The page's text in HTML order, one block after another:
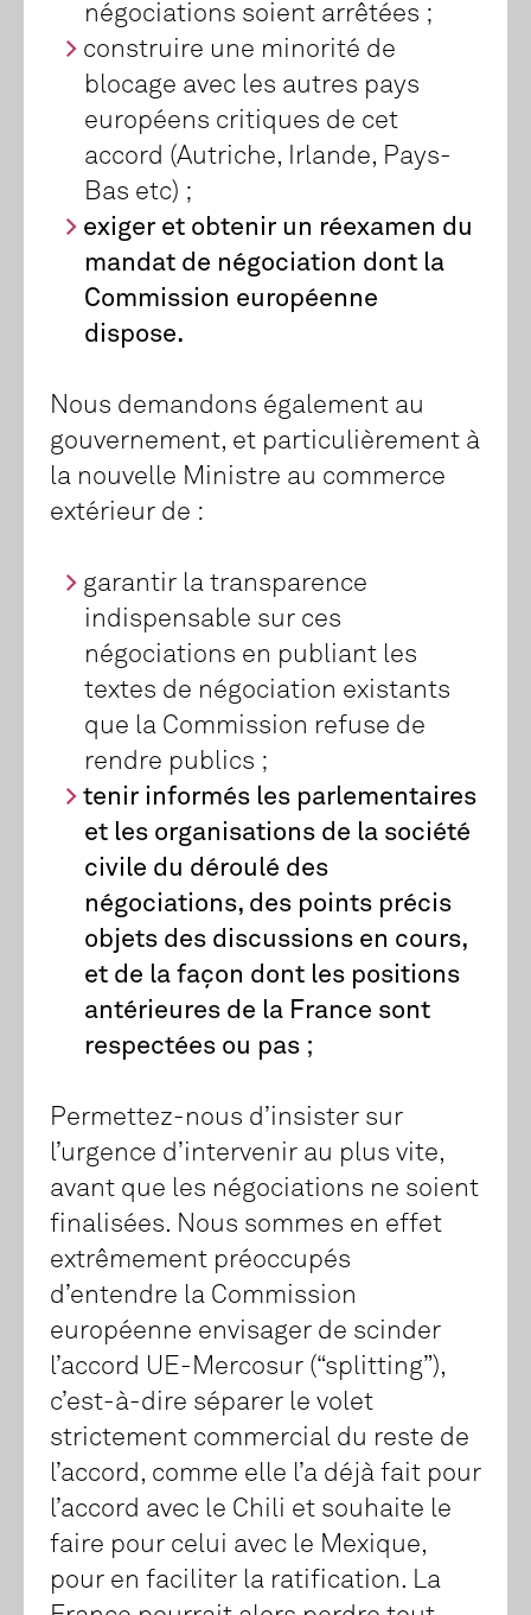
négociations soient arrêtées ;
construire une minorité de
blocage avec les autres pays
européens critiques de cet
accord (Autriche, Irlande, Pays-
Bas etc) ;
exiger et obtenir un réexamen du
mandat de négociation dont la
Commission européenne
dispose.
Nous demandons également au
gouvernement, et particulièrement à
la nouvelle Ministre au commerce
extérieur de :
garantir la transparence
indispensable sur ces
négociations en publiant les
textes de négociation existants
que la Commission refuse de
rendre publics ;
tenir informés les parlementaires
et les organisations de la société
civile du déroulé des
négociations, des points précis
objets des discussions en cours,
et de la façon dont les positions
antérieures de la France sont
respectées ou pas ;
Permettez-nous d’insister sur
l’urgence d’intervenir au plus vite,
avant que les négociations ne soient
finalisées. Nous sommes en effet
extrêmement préoccupés
d’entendre la Commission
européenne envisager de scinder
l’accord UE-Mercosur (“splitting”),
c’est-à-dire séparer le volet
strictement commercial du reste de
l’accord, comme elle l’a déjà fait pour
l’accord avec le Chili et souhaite le
faire pour celui avec le Mexique,
pour en faciliter la ratification. La